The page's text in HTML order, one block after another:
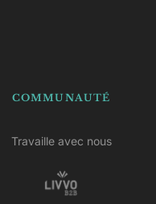
COMMUNAUTÉ
Travaille avec nous